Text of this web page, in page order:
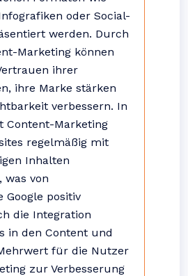
oder Social-
werden. Durch
Marketing können
ihrer
ihre Marke stärken
verbessern. In
Content-Marketing
regelmäßig mit
Inhalten
was von
Google positiv
die Integration
in den Content und
für die Nutzer
zur Verbesserung